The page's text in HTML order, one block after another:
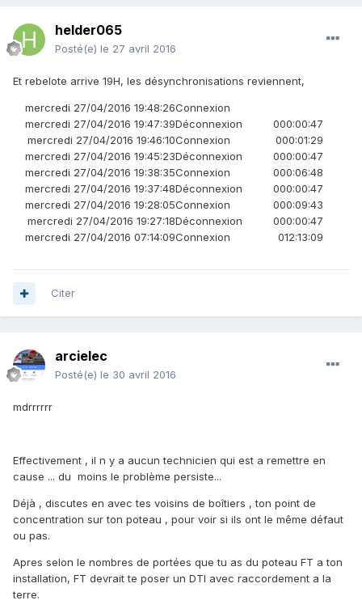
helder065
Posté(e) le 27 avril 2016
Et rebelote arrive 19H, les désynchronisations reviennent,
mercredi 27/04/2016 19:48:26Connexion
mercredi 27/04/2016 19:47:39Déconnexion
000:00:47
mercredi 27/04/2016 19:46:10Connexion
000:01:29
mercredi 27/04/2016 19:45:23Déconnexion
000:00:47
mercredi 27/04/2016 19:38:35Connexion
000:06:48
mercredi 27/04/2016 19:37:48Déconnexion
000:00:47
mercredi 27/04/2016 19:28:05Connexion
000:09:43
mercredi 27/04/2016 19:27:18Déconnexion
000:00:47
mercredi 27/04/2016 07:14:09Connexion 012:13:09
Citer
arcielec
Posté(e) le 30 avril 2016
mdrrrrrr
Effectivement , il n y a aucun technicien qui est a remettre en
cause ... du moins le problème persiste...
Déjà , discutes en avec tes voisins de boîtiers , ton point de
concentration sur ton poteau , pour voir si ils ont le même défaut
ou pas.
Apres selon le nombres de portées que tu as du poteau FT a ton
installation, FT devrait te poser un DTI avec raccordement a la
terre.